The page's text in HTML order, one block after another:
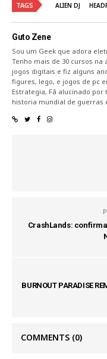
TAGS ALIEN DJ
Guto Zene
Sou um Geek que adora
Tenho mais de 30 cursos
jogos digitais e fiz alguns
figures, lego, e jogos de pc
Estrategia, Fã alucinado
historia mundial de guerras
CrashLands:
BURNOUT PARADISE
COMMENTS (0)